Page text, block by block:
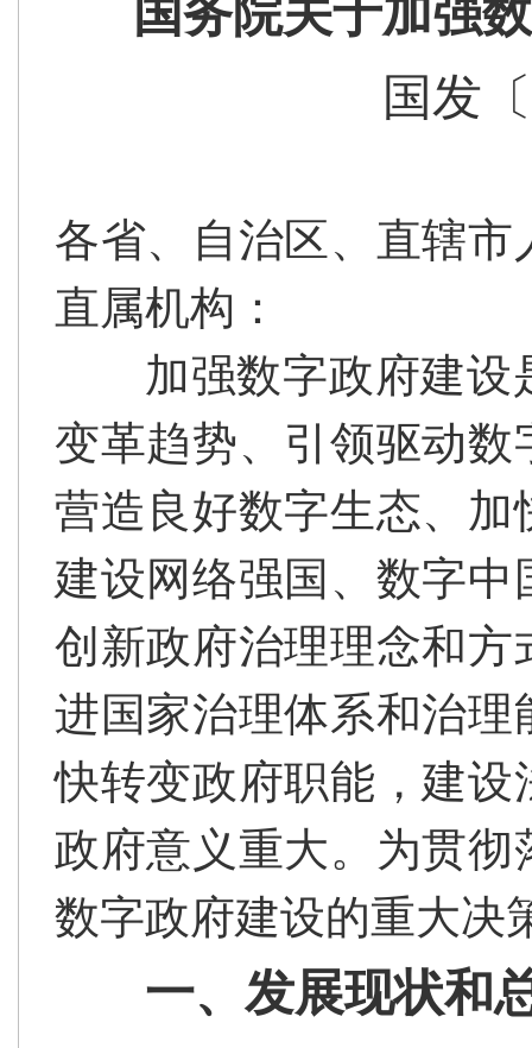
国务院关于加强
国发
各省、自治区、直辖
直属机构：
加强数字政府建设
变革趋势、引领驱动
营造良好数字生态、
建设网络强国、数字
创新政府治理理念和
进国家治理体系和治
快转变政府职能，建
政府意义重大。为贯
数字政府建设的重大决
一、发展现状和